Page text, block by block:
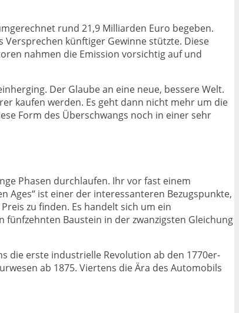
rund 21,9 Milliarden Euro begeben.
künftiger Gewinne stützte. Diese
nahmen die Emission vorsichtig auf und
Der Glaube an eine neue, bessere Welt.
kaufen werden. Es geht dann nicht mehr um die
Form des Überschwangs noch in einer sehr
Phasen durchlaufen. Ihr vor fast einem
Ages“ ist einer der interessanteren Bezugspunkte,
zu finden. Es handelt sich um ein
Baustein in der zwanzigsten Gleichung
die erste industrielle Revolution ab den 1770er-
ab 1875. Viertens die Ära des Automobils